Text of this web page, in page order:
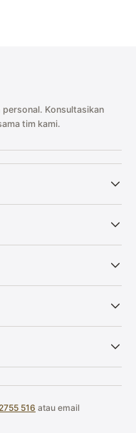
personal. Konsultasikan
tim kami.
516 atau email